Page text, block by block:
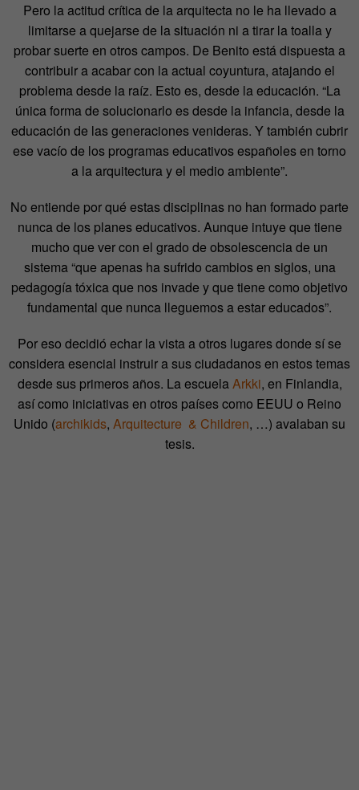
Pero la actitud crítica de la arquitecta no le ha llevado a
limitarse a quejarse de la situación ni a tirar la toalla y
probar suerte en otros campos. De Benito está dispuesta a
contribuir a acabar con la actual coyuntura, atajando el
problema desde la raíz. Esto es, desde la educación. “La
única forma de solucionarlo es desde la infancia, desde la
educación de las generaciones venideras. Y también cubrir
ese vacío de los programas educativos españoles en torno
a la arquitectura y el medio ambiente”.
No entiende por qué estas disciplinas no han formado parte
nunca de los planes educativos. Aunque intuye que tiene
mucho que ver con el grado de obsolescencia de un
sistema “que apenas ha sufrido cambios en siglos, una
pedagogía tóxica que nos invade y que tiene como objetivo
fundamental que nunca lleguemos a estar educados”.
Por eso decidió echar la vista a otros lugares donde sí se
considera esencial instruir a sus ciudadanos en estos temas
desde sus primeros años. La escuelaArkki, en Finlandia,
así como iniciativas en otros países como EEUU o Reino
Unido (archikids, Arquitecture & Children, …) avalaban su
tesis.